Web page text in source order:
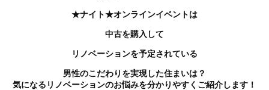
★ナイト★オンラインイベントは
中古を購入して
リノベーションを予定されている
男性のこだわりを実現した住まいは？
気になるリノベーションのお悩みを分かりやすくご紹介します！